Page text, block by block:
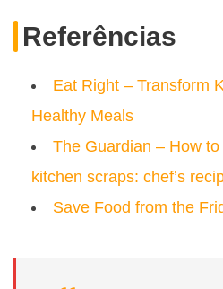
Referências
Eat Right – Transform
Healthy Meals
The Guardian – How
kitchen scraps: chef’s
Save Food from the